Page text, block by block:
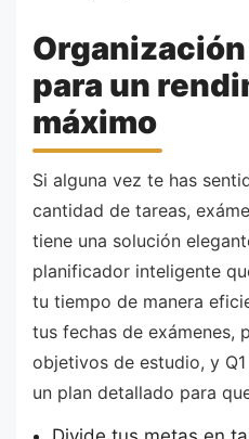
para un
máximo
Si alguna vez te has
cantidad de tareas,
tiene una solución
planificador inteligente
tu tiempo de manera
tus fechas de exámenes,
objetivos de estudio, y
un plan detallado para